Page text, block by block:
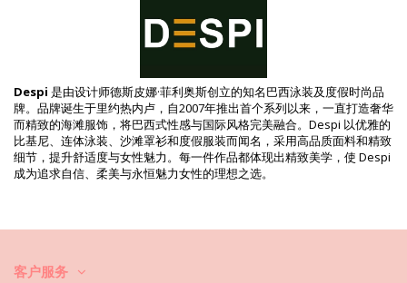
产品信息
HS CODE: 6112.41.0010
SKU: 1981126020
EAN: XS (7899918523892), S (7899677899085), M (7899918524189),
L (7899918524172), XL (7899918524042)
供应商参考号: 10871BF
重量: 115g / 0.25lb / 4.06oz
打印不准确，可能因切口花纹而异
清洗和护理说明: Despi Deep V Neck Reversible Op
你想让你的新比基尼套装保持几季的完好状态吗？如果是这样，你需要学
Despi 是由设计师德斯皮娜·菲利奥斯创立的知名巴西泳装及度假时尚品
牌。品牌诞生于里约热内卢，自2007年推出首个系列以来，一直打造奢华
而精致的海滩服饰，将巴西式性感与国际风格完美融合。Despi 以优雅的
比基尼、连体泳装、沙滩罩衫和度假服装而闻名，采用高品质面料和精致
细节，提升舒适度与女性魅力。每一件作品都体现出精致美学，使 Despi
成为追求自信、柔美与永恒魅力女性的理想之选。
客户服务